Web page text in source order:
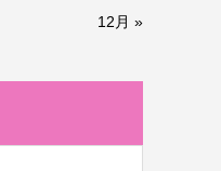
12月 »